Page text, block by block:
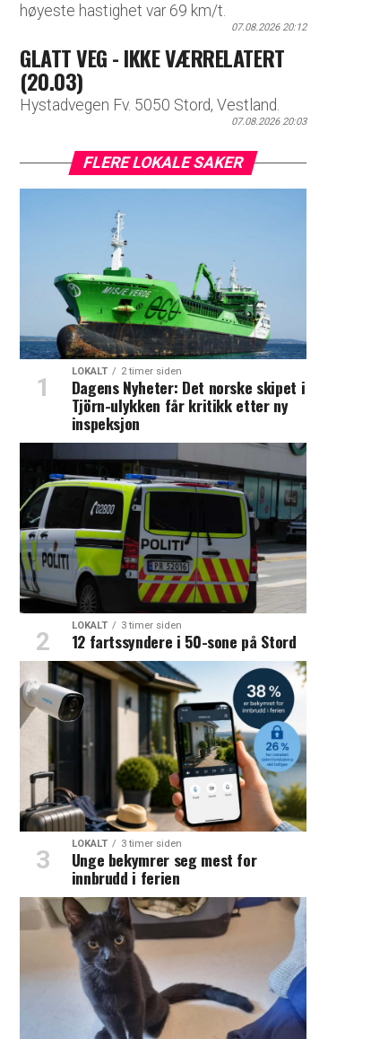
høyeste hastighet var 69 km/t.
07.08.2026 20:12
GLATT VEG - IKKE VÆRRELATERT
(20.03)
Hystadvegen Fv. 5050 Stord, Vestland.
07.08.2026 20:03
FLERE LOKALE SAKER
LOKALT 2 timer siden
Dagens Nyheter: Det norske skipet i
Tjörn-ulykken får kritikk etter ny
inspeksjon
LOKALT 3 timer siden
12 fartssyndere i 50-sone på Stord
LOKALT 3 timer siden
Unge bekymrer seg mest for
innbrudd i ferien